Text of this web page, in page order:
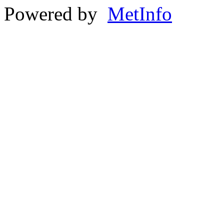
Powered by MetInfo